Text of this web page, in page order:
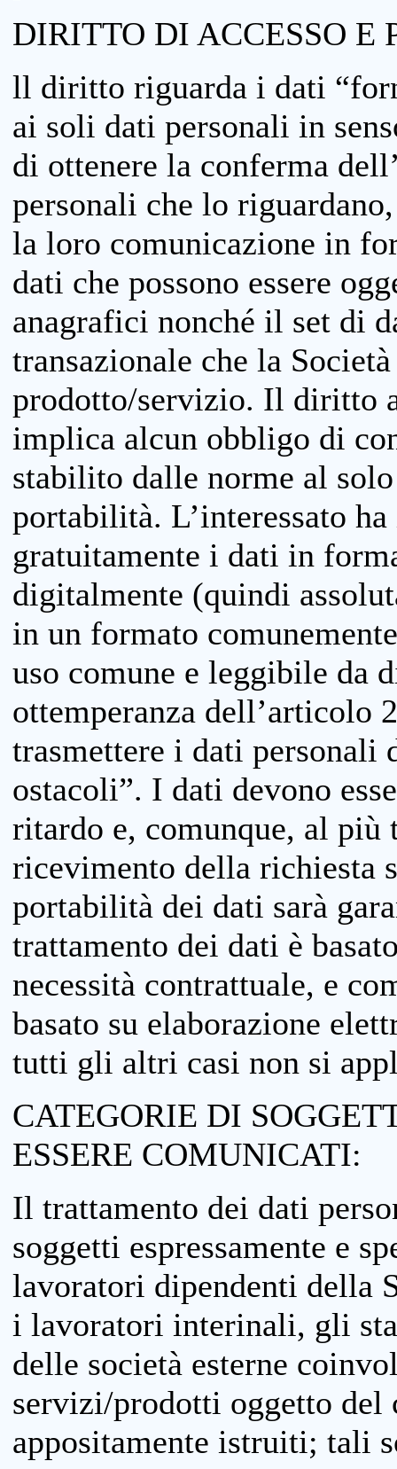
DIRITTO DI ACCESSO
ll diritto riguarda i dati
ai soli dati personali in
di ottenere la conferma
personali che lo
la loro comunicazione in
dati che possono essere
anagrafici nonché il set di
transazionale che la
prodotto/servizio. Il diritto
implica alcun obbligo di
stabilito dalle norme al
portabilità. L’interessato
gratuitamente i dati in
digitalmente (quindi
in un formato
uso comune e leggibile da
ottemperanza dell’articolo
trasmettere i dati personali
ostacoli”. I dati devono
ritardo e, comunque, al più
ricevimento della richiesta
portabilità dei dati sarà
trattamento dei dati è
necessità contrattuale, e
basato su elaborazione
tutti gli altri casi non si
CATEGORIE DI
ESSERE COMUNICATI:
Il trattamento dei dati
soggetti espressamente e
lavoratori dipendenti della
i lavoratori interinali, gli
delle società esterne
servizi/prodotti oggetto
appositamente istruiti; tali